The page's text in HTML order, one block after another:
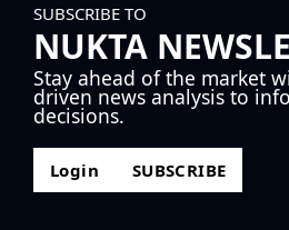
SUBSCRIBE TO
NUKTA
Stay ahead of the market
driven news analysis to
decisions.
Login SUBSCRIBE